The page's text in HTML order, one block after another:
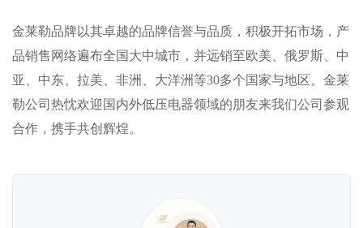
金莱勒品牌以其卓越的品牌信誉与品质，积极开拓市场，产
品销售网络遍布全国大中城市，并远销至欧美、俄罗斯、中
亚、中东、拉美、非洲、大洋洲等30多个国家与地区。金莱
勒公司热忱欢迎国内外低压电器领域的朋友来我们公司参观
合作，携手共创辉煌。